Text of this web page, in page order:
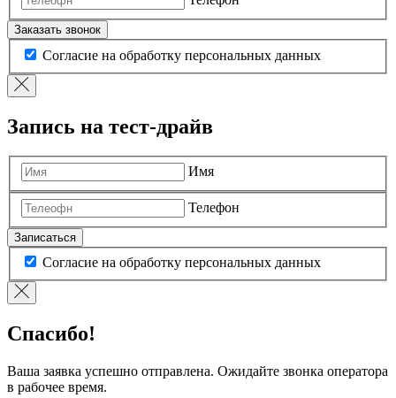
Заказать звонок
Согласие на обработку персональных данных
Запись на тест-драйв
Имя
Телефон
Записаться
Согласие на обработку персональных данных
Спасибо!
Ваша заявка успешно отправлена. Ожидайте звонка оператора
в рабочее время.